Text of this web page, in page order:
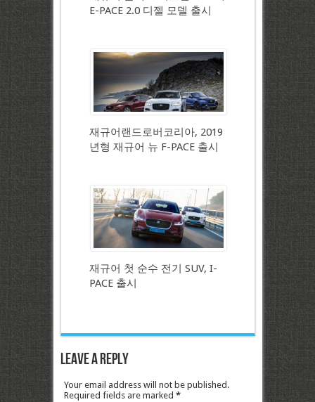
E-PACE 2.0 디젤 모델 출시
재규어랜드로버코리아, 2019
년형 재규어 뉴 F-PACE 출시
재규어 첫 순수 전기 SUV, I-
PACE 출시
Leave a Reply
Your email address will not be published.
Required fields are marked *